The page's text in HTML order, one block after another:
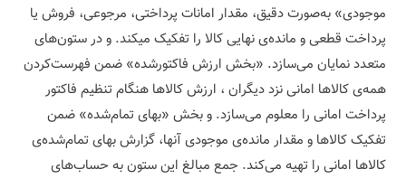
موجودی» به‌صورت دقیق، مقدار امانات پرداختی، مرجوعی، فروش یا
پرداخت قطعی و مانده‌ی نهایی کالا را تفکیک میکند. و در ستون‌های
متعدد نمایان می‌سازد. «بخش ارزش فاکتورشده» ضمن فهرست‌کردن
همه‌ی کالاها امانی نزد دیگران ، ارزش کالاها هنگام تنظیم فاکتور
پرداخت امانی را معلوم می‌سازد. و بخش «بهای تمام‌شده» ضمن
تفکیک کالاها و مقدار مانده‌ی موجودی آنها، گزارش بهای تمام‌شده‌ی
کالاها امانی را تهیه می‌کند. جمع مبالغ این ستون به حساب‌های